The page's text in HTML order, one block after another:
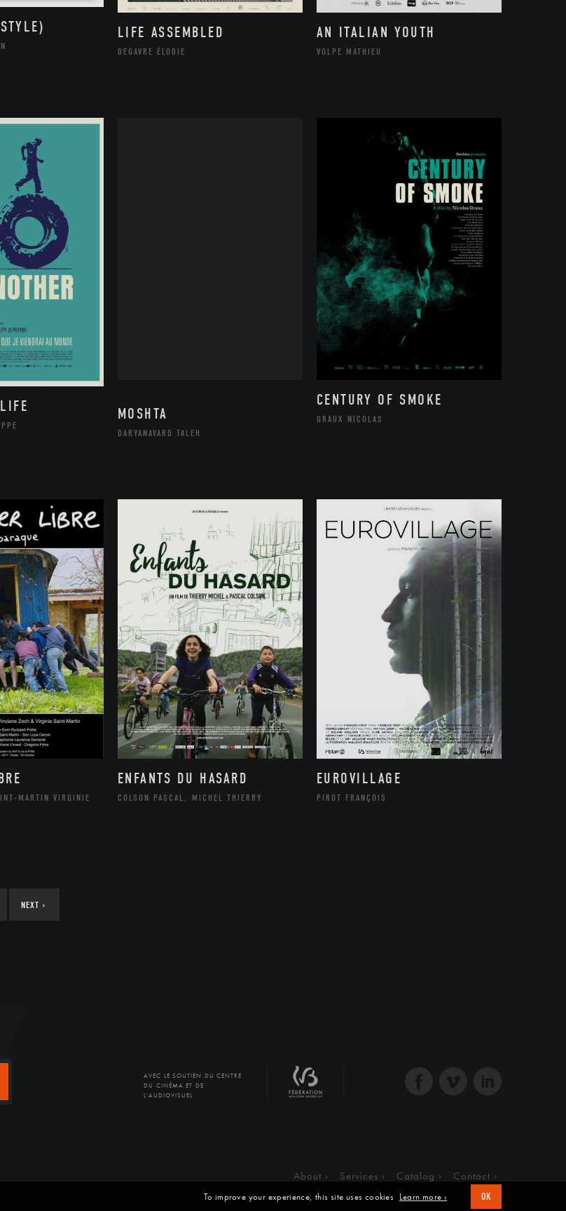
LIFE ASSEMBLED
DEGAVRE ÉLODIE
AN ITALIAN YOUTH
VOLPE MATHIEU
MOSHTA
DARYANAVARD TALEH
CENTURY OF SMOKE
GRAUX NICOLAS
MARTIN VIRGINIE
ENFANTS DU HASARD
COLSON PASCAL, MICHEL THIERRY
EUROVILLAGE
PIROT FRANÇOIS
NEXT ›
AVEC LE SOUTIEN DU CENTRE
DU CINÉMA ET DE
L'AUDIOVISUEL
About Services Catalog Contact
To improve your experience, this site uses cookies Learn more › OK